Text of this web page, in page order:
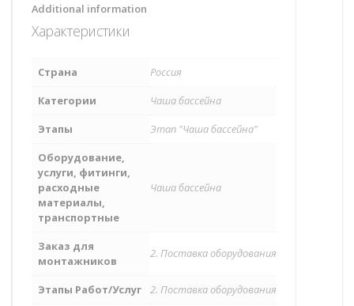
Additional information
Характеристики
Страна
Россия
Категории
Чаша бассейна
Этапы
Этап "Чаша бассейна"
Оборудование,
услуги, фитинги,
расходные
материалы,
транспортные
Чаша бассейна
Заказ для
монтажников
2. Поставка оборудования
Этапы Работ/Услуг 2. Поставка оборудования